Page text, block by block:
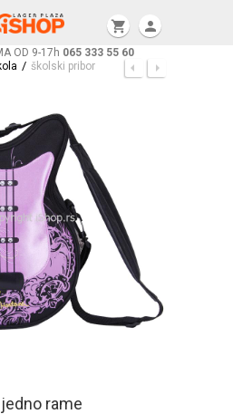
OD 9-17h 065 333 55 60
shopping_cart person
/ školski pribor
rame